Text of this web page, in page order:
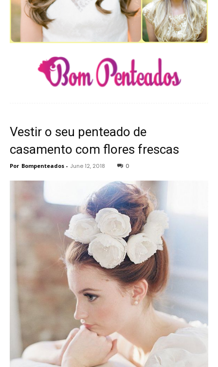
Vestir o seu penteado de
casamento com flores frescas
Por Bompenteados - June 12, 2018 0